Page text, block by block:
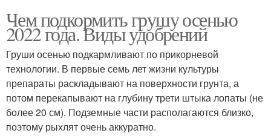
Чем подкормить грушу осенью
2022 года. Виды удобрений
Груши осенью подкармливают по прикорневой
технологии. В первые семь лет жизни культуры
препараты раскладывают на поверхности грунта, а
потом перекапывают на глубину трети штыка лопаты (не
более 20 см). Подземные части располагаются близко,
поэтому рыхлят очень аккуратно.